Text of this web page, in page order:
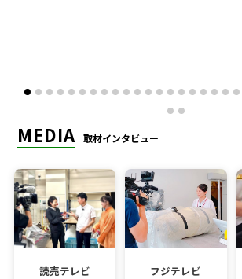
MEDIA 取材インタビュー
読売テレビ フジテレビ